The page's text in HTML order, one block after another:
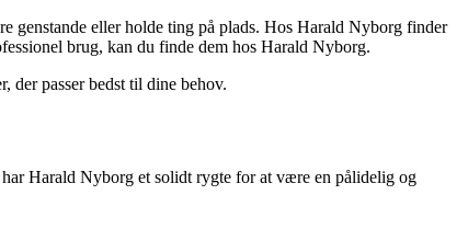
genstande eller holde ting på plads. Hos Harald Nyborg finder
brug, kan du finde dem hos Harald Nyborg.
der passer bedst til dine behov.
Harald Nyborg et solidt rygte for at være en pålidelig og